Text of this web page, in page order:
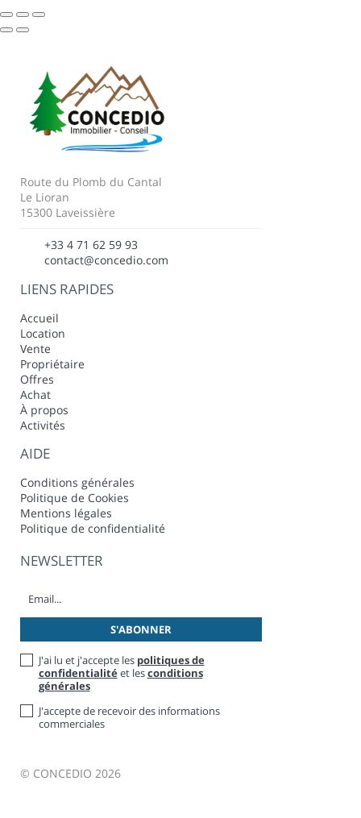
Route du Plomb du Cantal
Le Lioran
15300 Laveissière
+33 4 71 62 59 93
contact@concedio.com
LIENS RAPIDES
Accueil
Location
Vente
Propriétaire
Offres
Achat
À propos
Activités
AIDE
Conditions générales
Politique de Cookies
Mentions légales
Politique de confidentialité
NEWSLETTER
J'ai lu et j'accepte les politiques de
confidentialitéet lesconditions
générales
J'accepte de recevoir des informations
commerciales
© CONCEDIO 2026